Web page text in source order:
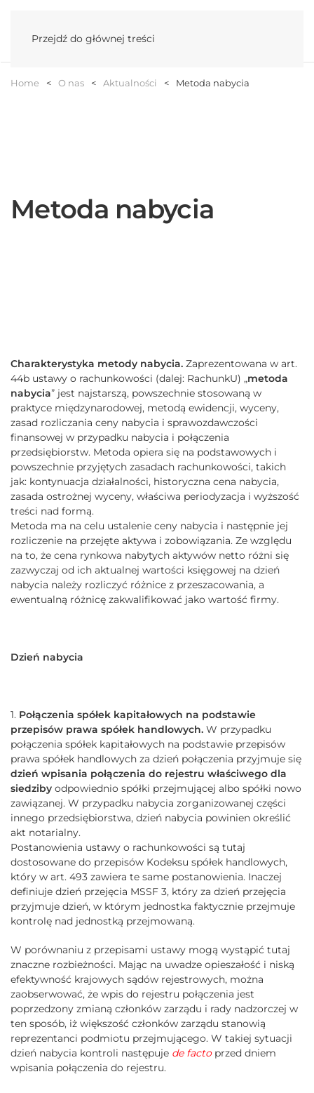
Przejdź do głównej treści
Home O nas Aktualności Metoda nabycia
Metoda nabycia
Charakterystyka metody nabycia. Zaprezentowana w art.
44b ustawy o rachunkowości (dalej: RachunkU) „metoda
nabycia” jest najstarszą, powszechnie stosowaną w
praktyce międzynarodowej, metodą ewidencji, wyceny,
zasad rozliczania ceny nabycia i sprawozdawczości
finansowej w przypadku nabycia i połączenia
przedsiębiorstw. Metoda opiera się na podstawowych i
powszechnie przyjętych zasadach rachunkowości, takich
jak: kontynuacja działalności, historyczna cena nabycia,
zasada ostrożnej wyceny, właściwa periodyzacja i wyższość
treści nad formą.
Metoda ma na celu ustalenie ceny nabycia i następnie jej
rozliczenie na przejęte aktywa i zobowiązania. Ze względu
na to, że cena rynkowa nabytych aktywów netto różni się
zazwyczaj od ich aktualnej wartości księgowej na dzień
nabycia należy rozliczyć różnice z przeszacowania, a
ewentualną różnicę zakwalifikować jako wartość firmy.
Dzień nabycia
1. Połączenia spółek kapitałowych na podstawie
przepisów prawa spółek handlowych. W przypadku
połączenia spółek kapitałowych na podstawie przepisów
prawa spółek handlowych za dzień połączenia przyjmuje się
dzień wpisania połączenia do rejestru właściwego dla
siedziby odpowiednio spółki przejmującej albo spółki nowo
zawiązanej. W przypadku nabycia zorganizowanej części
innego przedsiębiorstwa, dzień nabycia powinien określić
akt notarialny.
Postanowienia ustawy o rachunkowości są tutaj
dostosowane do przepisów Kodeksu spółek handlowych,
który w art. 493 zawiera te same postanowienia. Inaczej
definiuje dzień przejęcia MSSF 3, który za dzień przejęcia
przyjmuje dzień, w którym jednostka faktycznie przejmuje
kontrolę nad jednostką przejmowaną.
W porównaniu z przepisami ustawy mogą wystąpić tutaj
znaczne rozbieżności. Mając na uwadze opieszałość i niską
efektywność krajowych sądów rejestrowych, można
zaobserwować, że wpis do rejestru połączenia jest
poprzedzony zmianą członków zarządu i rady nadzorczej w
ten sposób, iż większość członków zarządu stanowią
reprezentanci podmiotu przejmującego. W takiej sytuacji
dzień nabycia kontroli następuje de factoprzed dniem
wpisania połączenia do rejestru.